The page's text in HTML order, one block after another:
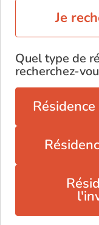
Je
Quel type de
recherchez-